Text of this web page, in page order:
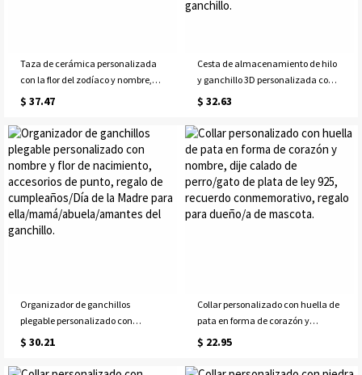
Taza de cerámica personalizada
con la flor del zodíaco y nombre,
355 ml (12 oz), ideal para café o té.
Día de la Madre o bodas. Para ella,
mamá o damas de honor.
$ 37.47
Cesta de almacenamiento de hilo
y ganchillo 3D personalizada con
nombre y asas, cesta de
regalo de cumpleaños/Día de la
Madre para
mamá/abuela/amantes del
ganchillo.
$ 32.63
Organizador de ganchillos
plegable personalizado con
nombre y flor de nacimiento,
cumpleaños/Día de la Madre para
$ 30.21
Collar personalizado con huella de
pata en forma de corazón y
nombre, dije calado de perro/gato
conmemorativo, regalo para
$ 22.95